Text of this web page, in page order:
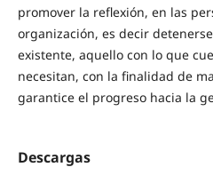
promover la reflexión, en las
organización, es decir
existente, aquello con lo que
necesitan, con la finalidad de
garantice el progreso hacia la
Descargas